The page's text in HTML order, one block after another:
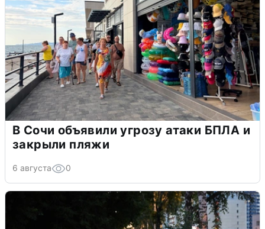
В Сочи объявили угрозу атаки БПЛА и
закрыли пляжи
6 августа 0